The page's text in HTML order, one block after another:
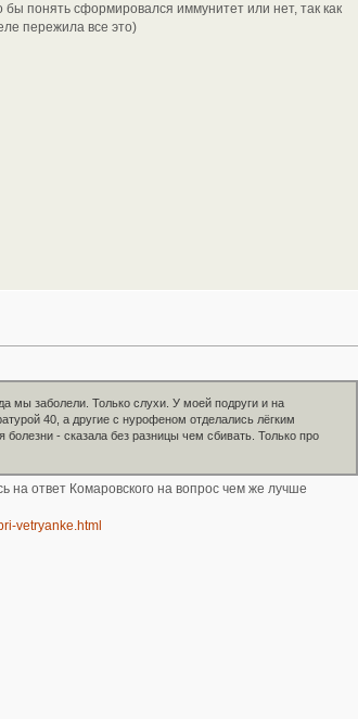
понять сформировался иммунитет или нет, так как
пережила все это)
мы заболели. Только слухи. У моей подруги и на
40, а другие с нурофеном отделались лёгким
- сказала без разницы чем сбивать. Только про
на ответ Комаровского на вопрос чем же лучше
vetryanke.html